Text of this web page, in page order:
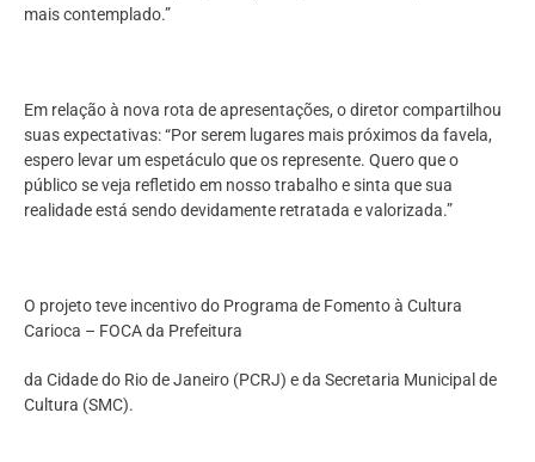
mais contemplado.”
Em relação à nova rota de apresentações, o diretor compartilhou
suas expectativas: “Por serem lugares mais próximos da favela,
espero levar um espetáculo que os represente. Quero que o
público se veja refletido em nosso trabalho e sinta que sua
realidade está sendo devidamente retratada e valorizada.”
O projeto teve incentivo do Programa de Fomento à Cultura
Carioca – FOCA da Prefeitura
da Cidade do Rio de Janeiro (PCRJ) e da Secretaria Municipal de
Cultura (SMC).